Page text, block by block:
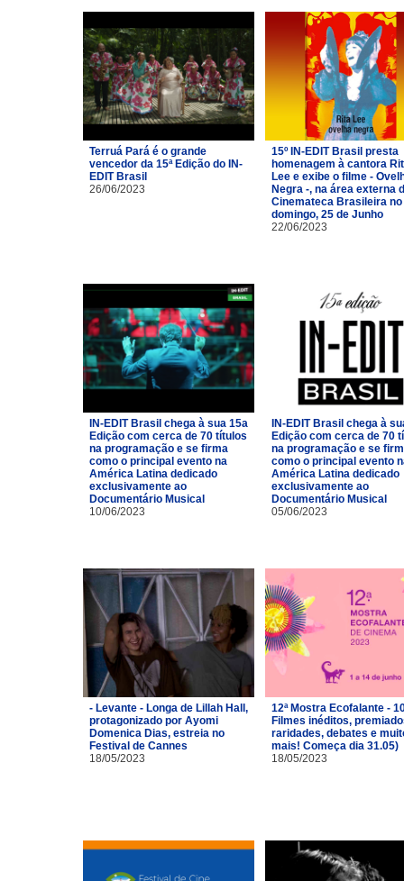
Terruá Pará é o grande
vencedor da 15ª Edição do IN-
EDIT Brasil
26/06/2023
15º IN-EDIT Brasil presta
homenagem à cantora
Lee e exibe o filme -
Negra -, na área externa
Cinemateca Brasileira no
domingo, 25 de Junho
22/06/2023
IN-EDIT Brasil chega à sua 15a
Edição com cerca de 70 títulos
na programação e se firma
como o principal evento na
América Latina dedicado
exclusivamente ao
Documentário Musical
10/06/2023
IN-EDIT Brasil chega à
Edição com cerca de 70
na programação e se
como o principal evento
América Latina dedicado
exclusivamente ao
Documentário Musical
05/06/2023
- Levante - Longa de Lillah Hall,
protagonizado por Ayomi
Domenica Dias, estreia no
Festival de Cannes
18/05/2023
12ª Mostra Ecofalante -
Filmes inéditos,
raridades, debates e
mais! Começa dia 31.05)
18/05/2023